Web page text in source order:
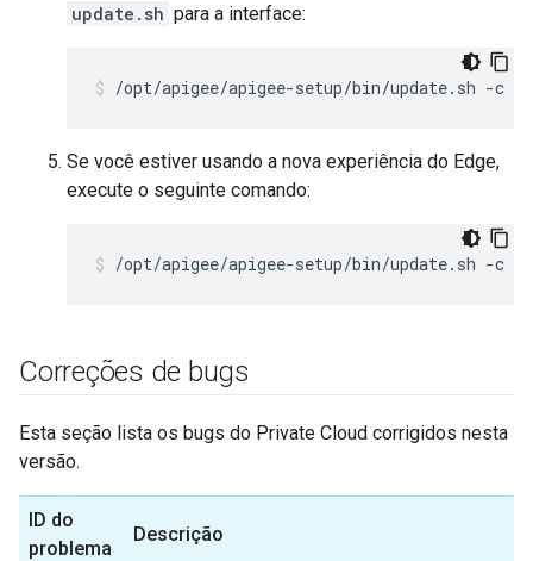
update.sh para a interface:
/opt/apigee/apigee-setup/bin/update.sh -c
Se você estiver usando a nova experiência do Edge,
execute o seguinte comando:
/opt/apigee/apigee-setup/bin/update.sh -c
Correções de bugs
Esta seção lista os bugs do Private Cloud corrigidos nesta
versão.
ID do
problema
Descrição